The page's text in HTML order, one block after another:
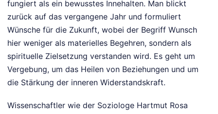
fungiert als ein bewusstes Innehalten. Man blickt
zurück auf das vergangene Jahr und formuliert
Wünsche für die Zukunft, wobei der Begriff Wunsch
hier weniger als materielles Begehren, sondern als
spirituelle Zielsetzung verstanden wird. Es geht um
Vergebung, um das Heilen von Beziehungen und um
die Stärkung der inneren Widerstandskraft.
Wissenschaftler wie der Soziologe Hartmut Rosa